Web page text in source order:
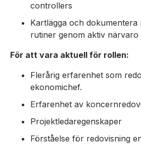
controllers
Kartlägga och dokumentera
rutiner genom aktiv närvaro
För att vara aktuell för rollen:
Flerårig erfarenhet som
ekonomichef.
Erfarenhet av
Projektledaregenskaper
Förståelse för redovisning